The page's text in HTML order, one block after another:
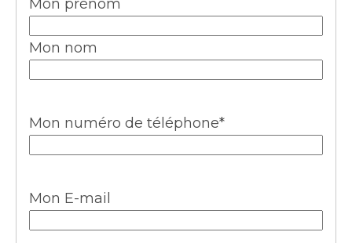
Mon prénom
Mon nom
Mon numéro de téléphone*
Mon E-mail